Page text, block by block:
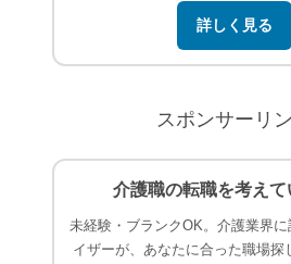
詳しく見る
スポンサーリ
介護職の転職を考えて
未経験・ブランクOK。介護業界
イザーが、あなたに合った職場探